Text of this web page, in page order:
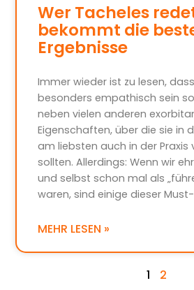
Wer Tacheles
bekommt die
Ergebnisse
Immer wieder ist zu lesen,
besonders empathisch sein
neben vielen anderen
Eigenschaften, über die sie in
am liebsten auch in der Praxis
sollten. Allerdings: Wenn wir
und selbst schon mal als
waren, sind einige dieser
MEHR LESEN »
1 2